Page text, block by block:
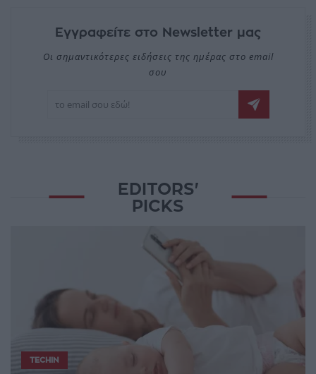
Εγγραφείτε στο Newsletter μας
Οι σημαντικότερες ειδήσεις της ημέρας στο email
σου
EDITORS'
PICKS
TECHIN